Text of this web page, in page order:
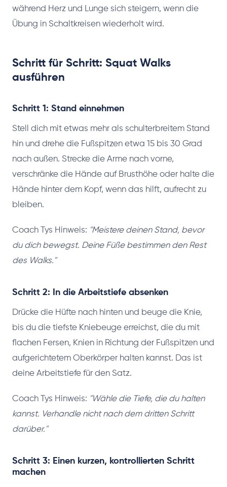
während Herz und Lunge sich steigern, wenn die
Übung in Schaltkreisen wiederholt wird.
Schritt für Schritt: Squat Walks
ausführen
Schritt 1: Stand einnehmen
Stell dich mit etwas mehr als schulterbreitem Stand
hin und drehe die Fußspitzen etwa 15 bis 30 Grad
nach außen. Strecke die Arme nach vorne,
verschränke die Hände auf Brusthöhe oder halte die
Hände hinter dem Kopf, wenn das hilft, aufrecht zu
bleiben.
Coach Tys Hinweis: "Meistere deinen Stand, bevor
du dich bewegst. Deine Füße bestimmen den Rest
des Walks."
Schritt 2: In die Arbeitstiefe absenken
Drücke die Hüfte nach hinten und beuge die Knie,
bis du die tiefste Kniebeuge erreichst, die du mit
flachen Fersen, Knien in Richtung der Fußspitzen und
aufgerichtetem Oberkörper halten kannst. Das ist
deine Arbeitstiefe für den Satz.
Coach Tys Hinweis: "Wähle die Tiefe, die du halten
kannst. Verhandle nicht nach dem dritten Schritt
darüber."
Schritt 3: Einen kurzen, kontrollierten Schritt
machen